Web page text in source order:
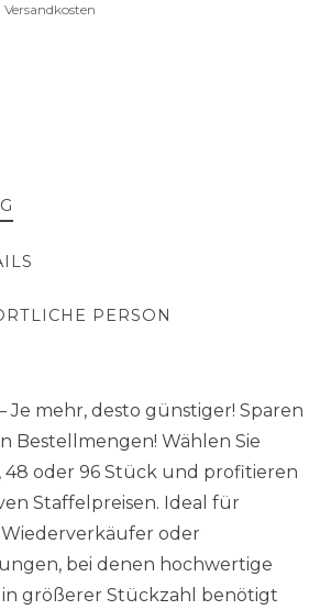
Versandkosten
PERSON
Je mehr, desto günstiger! Sparen
Bestellmengen! Wählen Sie
48 oder 96 Stück und profitieren
Staffelpreisen. Ideal für
oder
bei denen hochwertige
größerer Stückzahl benötigt